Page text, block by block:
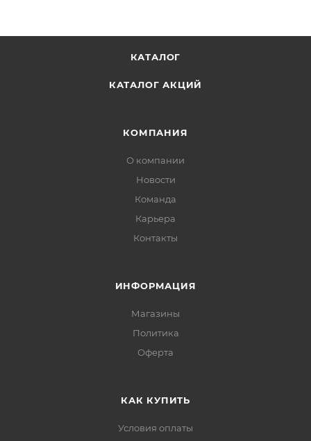
КАТАЛОГ
КАТАЛОГ АКЦИЙ
КОМПАНИЯ
О компании
Новости
Команда
Карьера
Контакты
ИНФОРМАЦИЯ
Магазины
Политика
Офертa
КАК КУПИТЬ
Условия оплаты